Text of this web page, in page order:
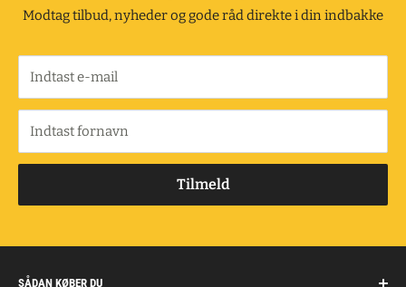
Modtag tilbud, nyheder og gode råd direkte i din indbakke
Indtast e-mail
Indtast fornavn
Tilmeld
SÅDAN KØBER DU